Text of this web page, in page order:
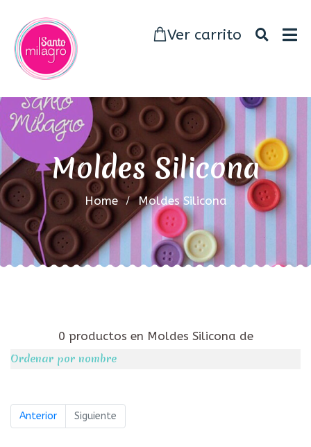
Ver carrito
Moldes Silicona
Home Moldes Silicona
0 productos en Moldes Silicona de
Ordenar por nombre
Anterior Siguiente